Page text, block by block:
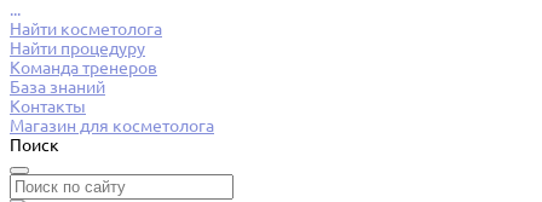
...
Найти косметолога
Найти процедуру
Команда тренеров
База знаний
Контакты
Магазин для косметолога
Поиск